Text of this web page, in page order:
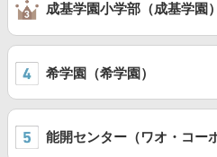
成基学園小学部（成基学園）
希学園（希学園）
能開センター（ワオ・コー